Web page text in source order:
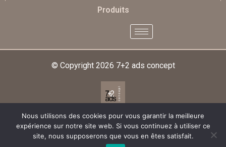
Produits
© Copyright 2026 7+2 ads concept
Designed & Developed By
Nous utilisons des cookies pour vous garantir la meilleure
expérience sur notre site web. Si vous continuez à utiliser ce
site, nous supposerons que vous en êtes satisfait.